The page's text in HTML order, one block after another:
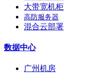
大带宽机柜
高防服务器
混合云部署
数据中心
广州机房